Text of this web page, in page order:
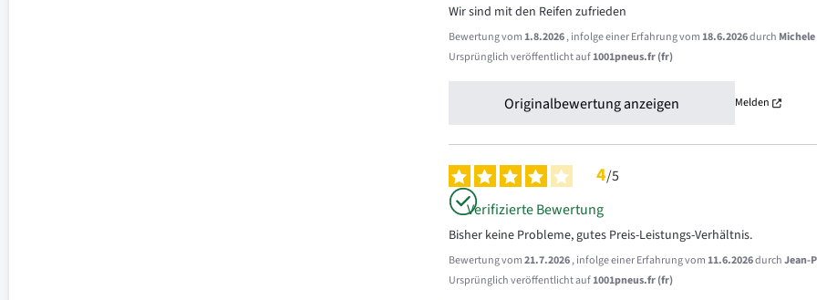
Wir sind mit den Reifen zufrieden
Bewertung vom1.8.2026, infolge einer Erfahrung vom18.6.2026durch Michele
Ursprünglich veröffentlicht auf1001pneus.fr (fr)
Originalbewertung anzeigen Melden
4/5
Verifizierte Bewertung
Bisher keine Probleme, gutes Preis-Leistungs-Verhältnis.
Bewertung vom21.7.2026, infolge einer Erfahrung vom11.6.2026durchJean-
Ursprünglich veröffentlicht auf1001pneus.fr (fr)